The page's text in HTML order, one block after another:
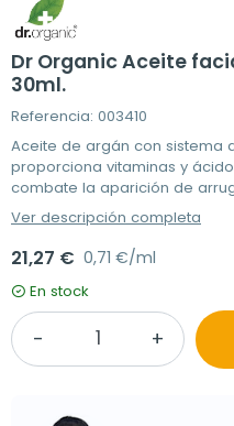
Dr Organic Aceite
30ml.
Referencia: 003410
Aceite de argán con sistema
proporciona vitaminas y
combate la aparición de
Ver descripción completa
21,27 € 0,71 €/ml
En stock